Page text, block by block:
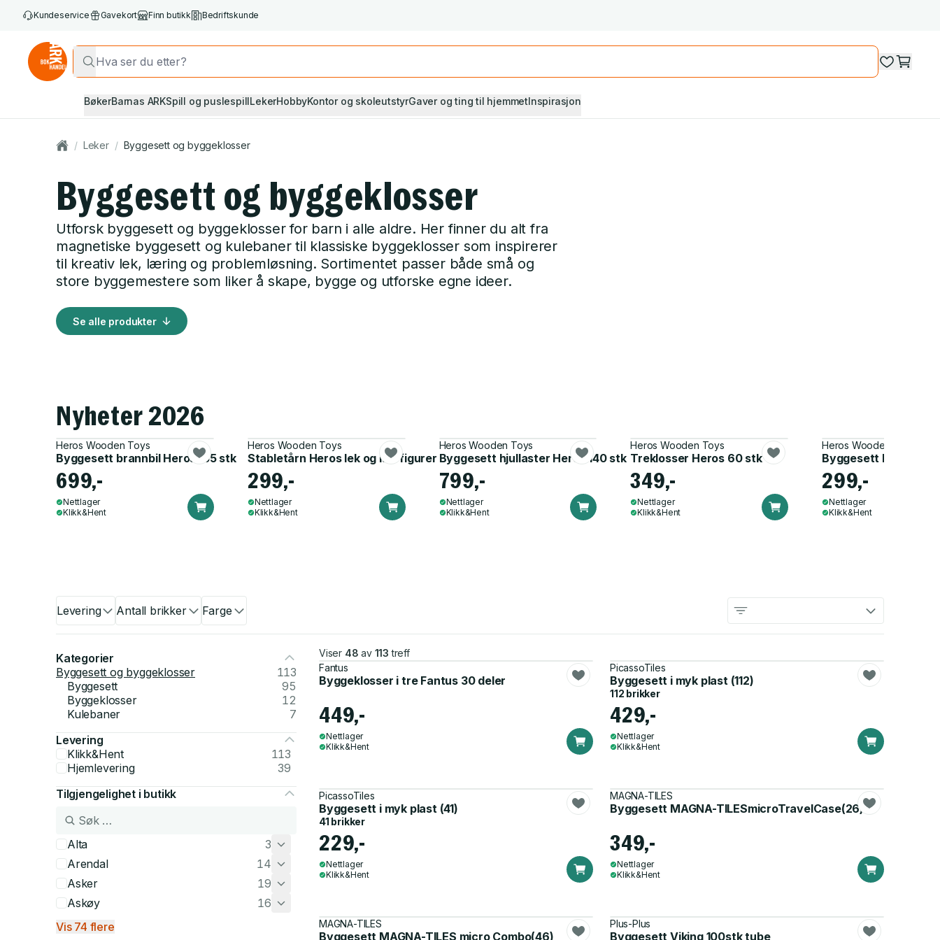
Kundeservice Gavekort Finn butikk Bedriftskunde
BøkerBarnas ARKSpill og puslespillLekerHobbyKontor og skoleutstyrGaver og ting til hjemmetInspirasjon
/ Leker / Byggesett og byggeklosser
Byggesett og byggeklosser
Utforsk byggesett og byggeklosser for barn i alle aldre. Her finner du alt fra
magnetiske byggesett og kulebaner til klassiske byggeklosser som inspirerer
til kreativ lek, læring og problemløsning. Sortimentet passer både små og
store byggemestere som liker å skape, bygge og utforske egne ideer.
Se alle produkter
Nyheter 2026
Heros Wooden Toys
Byggesett brannbil Heros 155 stk
699,-
Nettlager
Klikk&Hent
Heros Wooden Toys
Stabletårn Heros lek og lær figurer
299,-
Nettlager
Klikk&Hent
Heros Wooden Toys
Byggesett hjullaster Heros 140 stk
799,-
Nettlager
Klikk&Hent
Heros Wooden Toys
Treklosser Heros 60 stk
349,-
Nettlager
Klikk&Hent
Heros Wooden Toys
Byggesett Heros
299,-
Nettlager
Klikk&Hent
Levering Antall brikker Farge
Kategorier
Byggesett og byggeklosser
113
Byggesett
95
Byggeklosser
12
Kulebaner
7
Levering
Klikk&Hent
113
Hjemlevering
39
Tilgjengelighet i butikk
Alta
3
Arendal
14
Asker
19
Askøy
16
Vis 74 flere
Viser 48 av 113 treff
Fantus
Byggeklosser i tre Fantus 30 deler
449,-
Nettlager
Klikk&Hent
PicassoTiles
Byggesett i myk plast (112)
112 brikker
429,-
Nettlager
Klikk&Hent
PicassoTiles
Byggesett i myk plast (41)
41 brikker
229,-
Nettlager
Klikk&Hent
MAGNA-TILES
Byggesett MAGNA-TILESmicroTravelCase(26)
349,-
Nettlager
Klikk&Hent
MAGNA-TILES
Byggesett MAGNA-TILES micro Combo(46)
Plus-Plus
Byggesett Viking 100stk tube